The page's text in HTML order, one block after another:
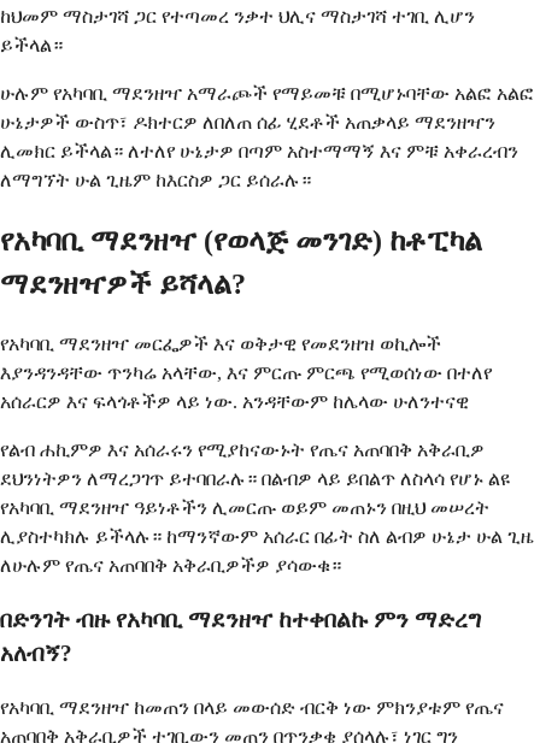
ከህመም ማስታገሻ ጋር የተጣመረ ንቃተ ህሊና ማስታገሻ ተገቢ ሊሆን
ይችላል።
ሁሉም የአካባቢ ማደንዘዣ አማራጮች የማይመቹ በሚሆኑባቸው አልፎ አልፎ
ሁኔታዎች ውስጥ፣ ዶክተርዎ ለበለጠ ሰፊ ሂደቶች አጠቃላይ ማደንዘዣን
ሊመክር ይችላል። ለተለየ ሁኔታዎ በጣም አስተማማኝ እና ምቹ አቀራረብን
ለማግኘት ሁል ጊዜም ከእርስዎ ጋር ይሰራሉ።
የአካባቢ ማደንዘዣ (የወላጅ መንገድ) ከቶፒካል
ማደንዘዣዎች ይሻላል?
የአካባቢ ማደንዘዣ መርፌዎች እና ወቅታዊ የመደንዘዝ ወኪሎች
እያንዳንዳቸው ጥንካሬ አላቸው, እና ምርጡ ምርጫ የሚወሰነው በተለየ
አሰራርዎ እና ፍላጎቶችዎ ላይ ነው. አንዳቸውም ከሌላው ሁለንተናዊ
የልብ ሐኪምዎ እና አሰራሩን የሚያከናውኑት የጤና አጠባበቅ አቅራቢዎ
ደህንነትዎን ለማረጋገጥ ይተባበራሉ። በልብዎ ላይ ይበልጥ ለስላሳ የሆኑ ልዩ
የአካባቢ ማደንዘዣ ዓይነቶችን ሊመርጡ ወይም መጠኑን በዚህ መሠረት
ሊያስተካክሉ ይችላሉ። ከማንኛውም አሰራር በፊት ስለ ልብዎ ሁኔታ ሁል ጊዜ
ለሁሉም የጤና አጠባበቅ አቅራቢዎችዎ ያሳውቁ።
በድንገት ብዙ የአካባቢ ማደንዘዣ ከተቀበልኩ ምን ማድረግ
አለብኝ?
የአካባቢ ማደንዘዣ ከመጠን በላይ መውሰድ ብርቅ ነው ምክንያቱም የጤና
አጠባበቅ አቅራቢዎች ተገቢውን መጠን በጥንቃቄ ያሰላሉ፣ ነገር ግን